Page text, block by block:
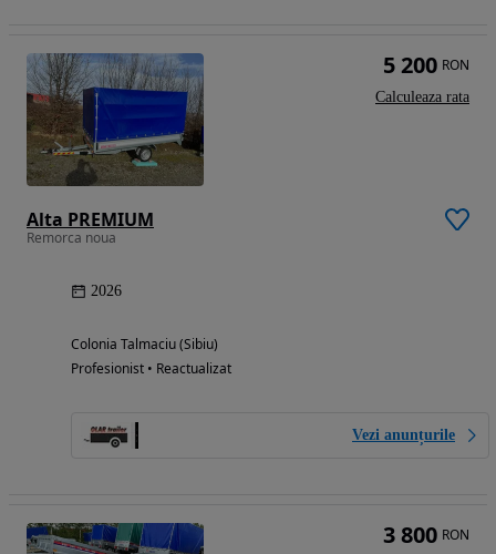
Alta PREMIUM
Remorca noua
2026
Colonia Talmaciu (Sibiu)
Profesionist • Reactualizat
Vezi anunțurile
5 200 RON
Calculeaza rata
3 800 RON